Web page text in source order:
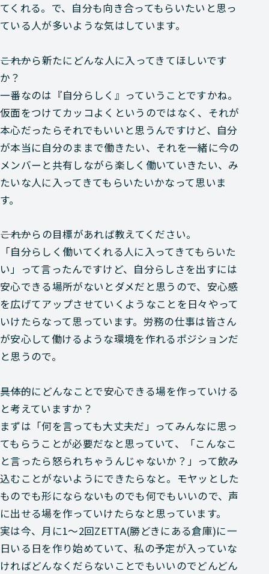
てくれる。で、自分も向き合ってもらいたいと思っ
ている人が多いような気はしています。
―――これから新たにどんな人に入ってきてほしいです
か？
一番なのは『自分らしく』っていうことですかね。
仮面をつけてカッコよくというのではなく、それが
本心だったらそれでもいいと思うんですけど、自分
が本当に自分のままで働きたい、それを一緒に今の
メンバーと共有しながら楽しく働いていきたい、み
たいな人に入ってきてもらいたいかなって思いま
す。
―――これからの目標があれば教えてください。
「自分らしく働いてくれる人に入ってきてもらいた
い」って言ったんですけど、自分らしさを出すには
安心できる場所がないとダメだと思うので、安心感
を広げてアップさせていくようなことを日々やって
いけたらなって思っています。労務の仕事は皆さん
が安心して働けるような環境を作れるポジションだ
と思うので。
―――具体的にどんなことで安心できる場を作っていける
と考えていますか？
まずは「何を言っても大丈夫だ」ってみんなに思っ
てもらうことが必要だなと思っていて、「こんなこ
と言ったら怒られちゃうんじゃないか？」って飲み
込むことがないようにできたらなと。モヤッとした
ものでも形にならないものでも何でもいいので、声
に出せる場を作っていけたらなと思っています。
実は今、月に1～2回ZETTA(勝どきにある倉庫)に一
日いる日を作り始めていて、私の予定が入っていな
ければどんなくだらないことでもいいのでどんどん